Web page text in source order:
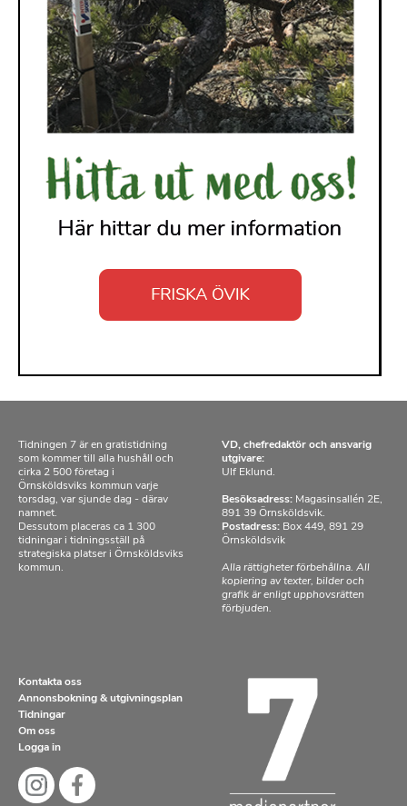
Tidningen 7 är en gratistidning
som kommer till alla hushåll och
cirka 2 500 företag i
Örnsköldsviks kommun varje
torsdag, var sjunde dag - därav
namnet.
Dessutom placeras ca 1 300
tidningar i tidningsställ på
strategiska platser i Örnsköldsviks
kommun.
VD, chefredaktör och ansvarig
utgivare:
Ulf Eklund.
Besöksadress: Magasinsallén 2E,
891 39 Örnsköldsvik.
Postadress: Box 449, 891 29
Örnsköldsvik
Alla rättigheter förbehållna. All
kopiering av texter, bilder och
grafik är enligt upphovsrätten
förbjuden.
Kontakta oss
Annonsbokning & utgivningsplan
Tidningar
Om oss
Logga in